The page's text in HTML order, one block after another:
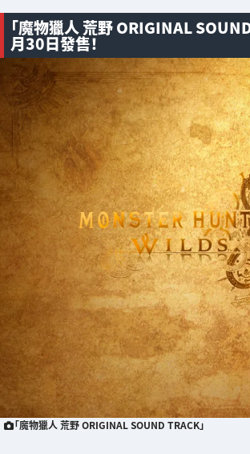
「魔物獵人 荒野 ORIGINAL
月30日發售！
「魔物獵人 荒野 ORIGINAL SOUND TRACK」